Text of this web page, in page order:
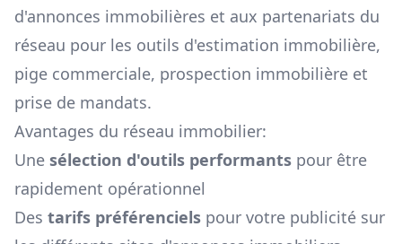
d'annonces immobilières et aux partenariats du
réseau pour les outils d'estimation immobilière,
pige commerciale, prospection immobilière et
prise de mandats.
Avantages du réseau immobilier:
Une sélection d'outils performants pour être
rapidement opérationnel
Des tarifs préférenciels pour votre publicité sur